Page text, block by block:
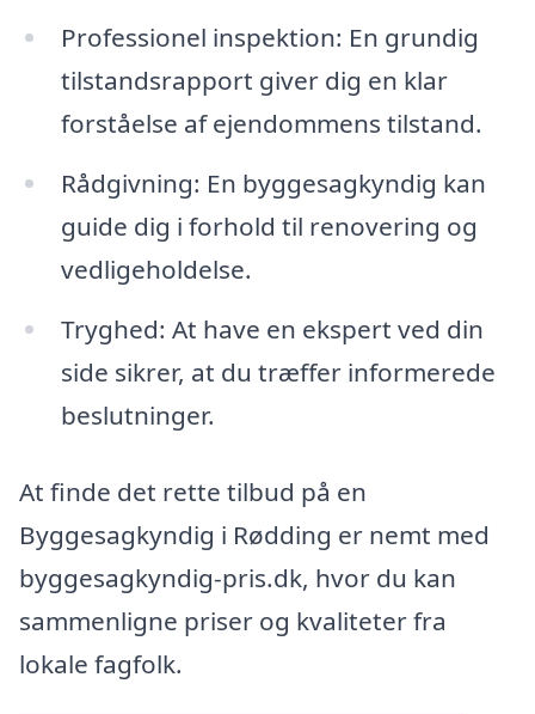
Professionel inspektion: En grundig
tilstandsrapport giver dig en klar
forståelse af ejendommens tilstand.
Rådgivning: En byggesagkyndig kan
guide dig i forhold til renovering og
vedligeholdelse.
Tryghed: At have en ekspert ved din
side sikrer, at du træffer informerede
beslutninger.
At finde det rette tilbud på en
Byggesagkyndig i Rødding er nemt med
byggesagkyndig-pris.dk, hvor du kan
sammenligne priser og kvaliteter fra
lokale fagfolk.